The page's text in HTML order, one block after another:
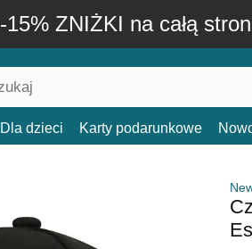
-15% ZNIŻKI na całą
Dla dzieci Karty podarunkowe